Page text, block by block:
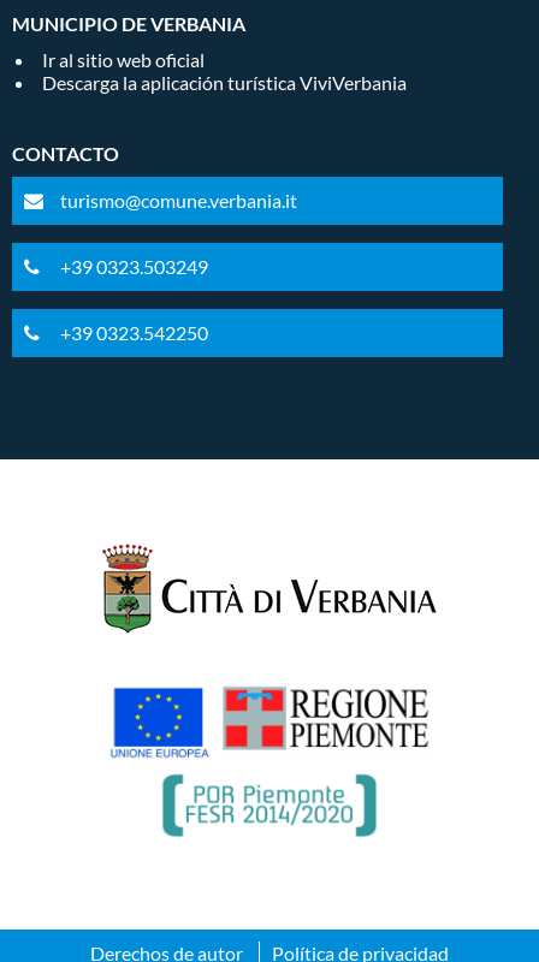
MUNICIPIO DE VERBANIA
Ir al sitio web oficial
Descarga la aplicación turística ViviVerbania
CONTACTO
turismo@comune.verbania.it
+39 0323.503249
+39 0323.542250
Derechos de autor Política de privacidad